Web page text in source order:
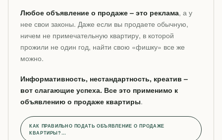
Любое объявление о продаже – это реклама, а у
нее свои законы. Даже если вы продаете обычную,
ничем не примечательную квартиру, в которой
прожили не один год, найти свою «фишку» все же
можно.
Информативность, нестандартность, креатив –
вот слагающие успеха. Все это применимо к
объявлению о продаже квартиры.
КАК ПРАВИЛЬНО ПОДАТЬ ОБЪЯВЛЕНИЕ О ПРОДАЖЕ
КВАРТИРЫ?…